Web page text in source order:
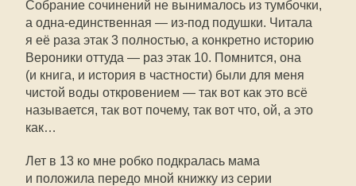
Собрание сочинений не вынималось из тумбочки,
а одна-единственная — из-под подушки. Читала
я её раза этак 3 полностью, а конкретно историю
Вероники оттуда — раз этак 10. Помнится, она
(и книга, и история в частности) были для меня
чистой воды откровением — так вот как это всё
называется, так вот почему, так вот что, ой, а это
как…
Лет в 13 ко мне робко подкралась мама
и положила передо мной книжку из серии